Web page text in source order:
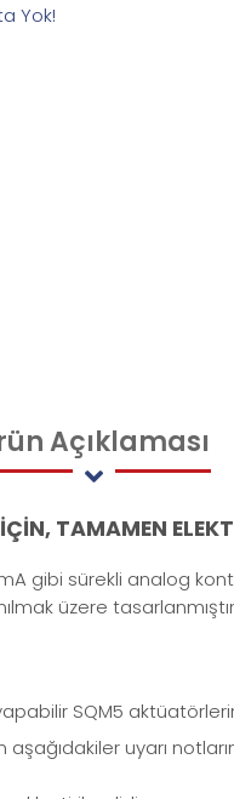
Yok!
Açıklaması
TAMAMEN
gibi sürekli analog
üzere
SQM5
uyarı